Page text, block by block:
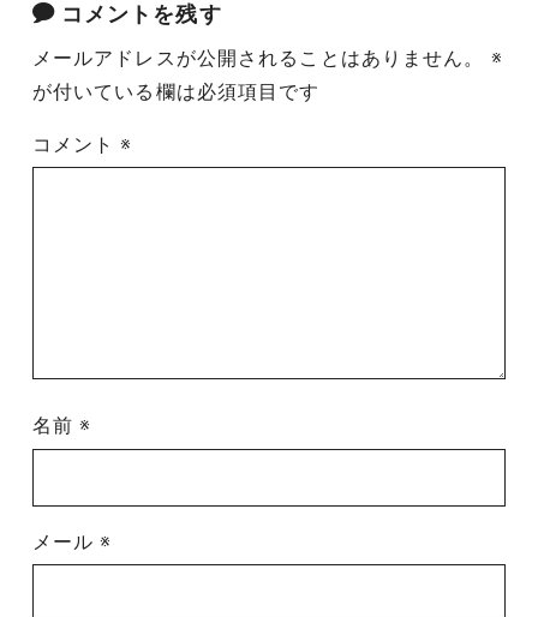
コメントを残す
メールアドレスが公開されることはありません。
※
が付いている欄は必須項目です
コメント※
名前※
メール※